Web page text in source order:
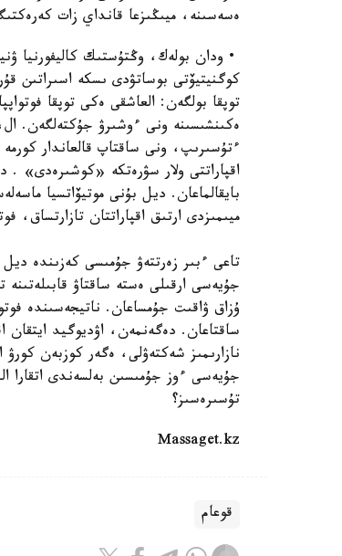
ەسەسىنە، ميىڭىزعا قانداي زات
• ودان بولەك، وڭتۇستىك كاليفورنيا
كوگنيتيۆتى بوساتۋدى ىسكە اسىراتىن
توپقا بولگەن: العاشقى ەكى توپقا
ەكىنشىسىنە ونى ءوشىرۋ جۇكتەلگەن.
ءتۇسىرىپ، ونى ساقتاپ قالعاندار كورمە
اقپاراتتى ولار سۋرەتكە «كوشىرەدى» .
بايقالماعان. ديل بۇنى موتيۆاتسيا
ميىمىزدى ارتىق اقپاراتتان تازارتساق،
جۇيەسى ارقىلى ەستە ساقتاۋ قابىلەتىنە
ۇزاق ۋاقىت جۇمساعان. ناتيجەسىندە
ساقتاعان. دەگەنمەن، اۋديوگيد ايتقان
نازارىمىز شەكتەۋلى، ەگەر كوزبەن
جۇيەسى ءوز جۇمىسىن بەلسەندى اتقارا
تۇسىرەسىز؟
Massaget.kz
قوعام